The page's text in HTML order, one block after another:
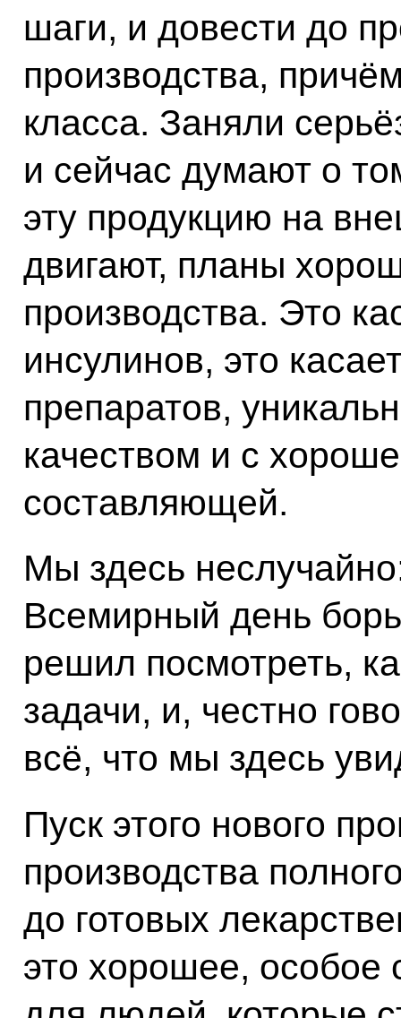
шаги, и довести до
производства,
класса. Заняли
и сейчас думают о
эту продукцию на
двигают, планы
производства. Это
инсулинов, это
препаратов,
качеством и с
составляющей.
Мы здесь
Всемирный день
решил посмотреть,
задачи, и, честно
всё, что мы здесь
Пуск этого нового
производства
до готовых
это хорошее, особое